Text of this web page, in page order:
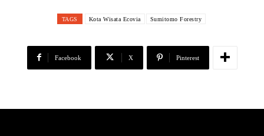
TAGS Kota Wisata Ecovia Sumitomo Forestry
Facebook X Pinterest